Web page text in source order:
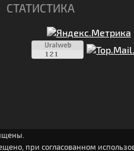
СТАТИСТИКА
при согласованном